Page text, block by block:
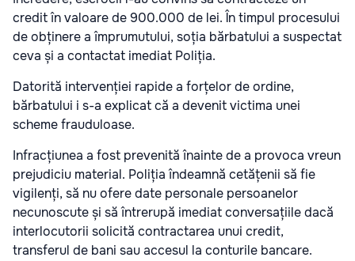
credit în valoare de 900.000 de lei. În timpul procesului
de obținere a împrumutului, soția bărbatului a suspectat
ceva și a contactat imediat Poliția.
Datorită intervenției rapide a forțelor de ordine,
bărbatului i s-a explicat că a devenit victima unei
scheme frauduloase.
Infracțiunea a fost prevenită înainte de a provoca vreun
prejudiciu material. Poliția îndeamnă cetățenii să fie
vigilenți, să nu ofere date personale persoanelor
necunoscute și să întrerupă imediat conversațiile dacă
interlocutorii solicită contractarea unui credit,
transferul de bani sau accesul la conturile bancare.